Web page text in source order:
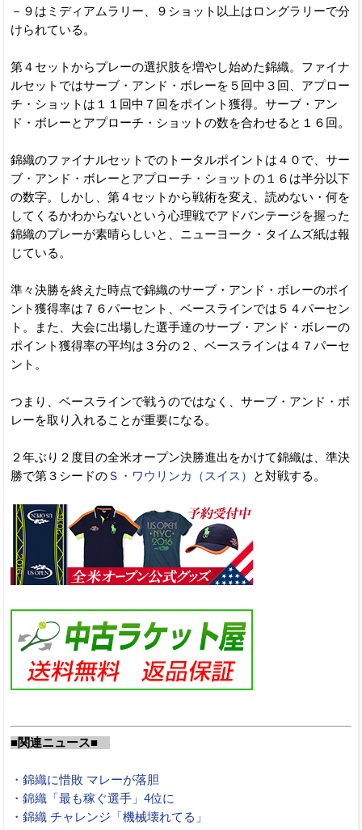
－９はミディアムラリー、９ショット以上はロングラリーで分
けられている。
第４セットからプレーの選択肢を増やし始めた錦織。ファイナ
ルセットではサーブ・アンド・ボレーを５回中３回、アプロー
チ・ショットは１１回中７回をポイント獲得。サーブ・アン
ド・ボレーとアプローチ・ショットの数を合わせると１６回。
錦織のファイナルセットでのトータルポイントは４０で、サー
ブ・アンド・ボレーとアプローチ・ショットの１６は半分以下
の数字。しかし、第４セットから戦術を変え、読めない・何を
してくるかわからないという心理戦でアドバンテージを握った
錦織のプレーが素晴らしいと、ニューヨーク・タイムズ紙は報
じている。
準々決勝を終えた時点で錦織のサーブ・アンド・ボレーのポイ
ント獲得率は７６パーセント、ベースラインでは５４パーセン
ト。また、大会に出場した選手達のサーブ・アンド・ボレーの
ポイント獲得率の平均は３分の２、ベースラインは４７パーセ
ント。
つまり、ベースラインで戦うのではなく、サーブ・アンド・ボ
レーを取り入れることが重要になる。
２年ぶり２度目の全米オープン決勝進出をかけて錦織は、準決
勝で第３シードのＳ・ワウリンカ（スイス） と対戦する。
■関連ニュース■
・錦織に惜敗 マレーが落胆
・錦織「最も稼ぐ選手」4位に
・錦織 チャレンジ「機械壊れてる」